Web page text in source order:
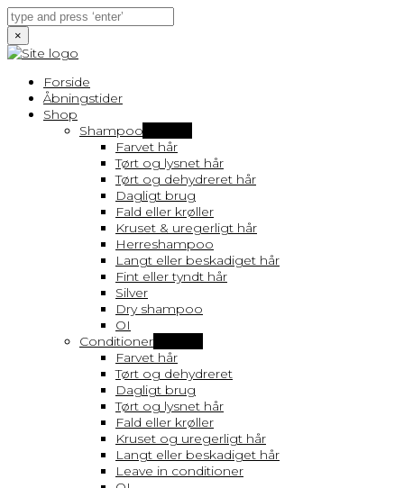
×
Forside
Åbningstider
Shop
Shampoo
Farvet hår
Tørt og lysnet hår
Tørt og dehydreret hår
Dagligt brug
Fald eller krøller
Kruset & uregerligt hår
Herreshampoo
Langt eller beskadiget hår
Fint eller tyndt hår
Silver
Dry shampoo
OI
Conditioner
Farvet hår
Tørt og dehydreret
Dagligt brug
Tørt og lysnet hår
Fald eller krøller
Kruset og uregerligt hår
Langt eller beskadiget hår
Leave in conditioner